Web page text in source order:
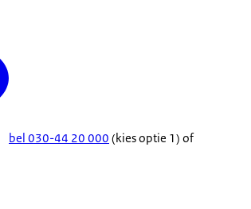
bel 030-44 20 000 (kies optie 1) of